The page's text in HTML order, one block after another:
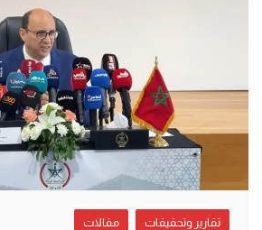
تقارير وتحقيقات مقالات